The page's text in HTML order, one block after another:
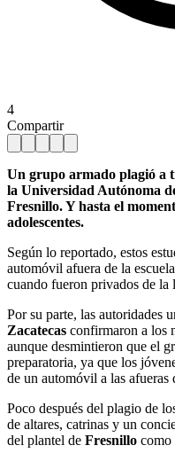
4
Compartir
Un grupo armado plagió a
la Universidad Autónoma
Fresnillo. Y hasta el
adolescentes.
Según lo reportado, estos
automóvil afuera de la
cuando fueron privados de la
Por su parte, las autoridades
Zacatecas confirmaron a los
aunque desmintieron que el
preparatoria, ya que los
de un automóvil a las afueras
Poco después del plagio de
de altares, catrinas y un
del plantel de Fresnillo como